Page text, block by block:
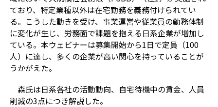
ており、特定業種以外は在宅勤務を義務付けられてい
る。こうした動きを受け、事業運営や従業員の勤務体制
に変化が生じ、労務面で課題を抱える日系企業が増加し
ている。本ウェビナーは募集開始から1日で定員（100
人）に達し、多くの企業が高い関心を持っていることが
うかがえた。
森氏は日系各社の活動動向、自宅待機中の賃金、人員
削減の3点につき解説した。